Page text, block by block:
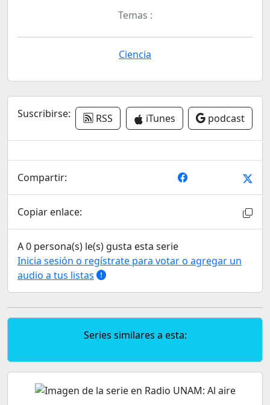
Temas :
Ciencia
Suscribirse: RSS iTunes podcast
Compartir:
Copiar enlace:
A 0 persona(s) le(s) gusta esta serie
Inicia sesión o regístrate para votar o agregar un
audio a tus listas
Series similares a esta: